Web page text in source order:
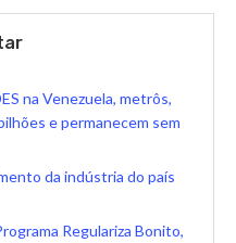
na Venezuela, metrôs,
e permanecem sem
da indústria do país
Regulariza Bonito,